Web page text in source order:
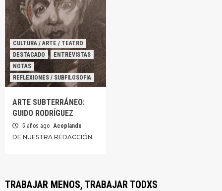
CULTURA / ARTE / TEATRO
DESTACADO
ENTREVISTAS
NOTAS
REFLEXIONES / SUBFILOSOFIA
ARTE SUBTERRÁNEO:
GUIDO RODRÍGUEZ
5 años ago Acoplando
DE NUESTRA REDACCIÓN.
TRABAJAR MENOS, TRABAJAR TODXS